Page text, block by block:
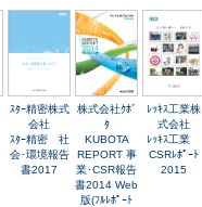
ｽﾀｰ精密株式
会社
ｽﾀｰ精密 社
会･環境報告
書2017
株式会社ｸﾎﾞ
ﾀ
KUBOTA
REPORT 事
業･CSR報告
書2014 Web
版(ﾌﾙﾚﾎﾟｰﾄ
ﾚｯｷｽ工業株
式会社
ﾚｯｷｽ工業
CSRﾚﾎﾟｰﾄ
2015